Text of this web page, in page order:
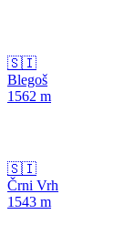
🇸🇮
Blegoš
1562 m
🇸🇮
Črni Vrh
1543 m